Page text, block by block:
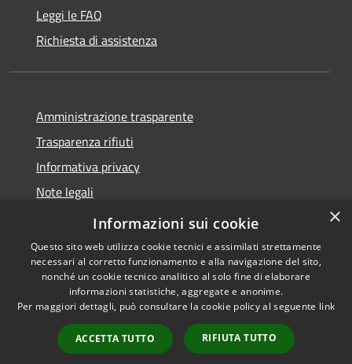
Leggi le FAQ
Richiesta di assistenza
Amministrazione trasparente
Trasparenza rifiuti
Informativa privacy
Note legali
Dichiarazione di accessibilità
Accessibilità
Copyright © 2026 • Città di
Messina • Powered by
Municipium•
Accesso
redazione
×
Informazioni sui cookie
Questo sito web utilizza cookie tecnici e assimilati strettamente
necessari al corretto funzionamento e alla navigazione del sito,
nonché un cookie tecnico analitico al solo fine di elaborare
informazioni statistiche, aggregate e anonime.
Per maggiori dettagli, può consultare la cookie policy al seguente link
ACCETTA TUTTO RIFIUTA TUTTO